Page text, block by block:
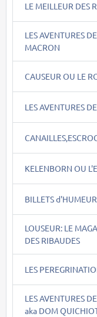
LE MEILLEUR DES
LES AVENTURES
MACRON
CAUSEUR OU LE
LES AVENTURES
KELENBORN OU
BILLETS d'HUMEUR
LOUSEUR: LE
DES RIBAUDES
LES
LES AVENTURES
aka DOM